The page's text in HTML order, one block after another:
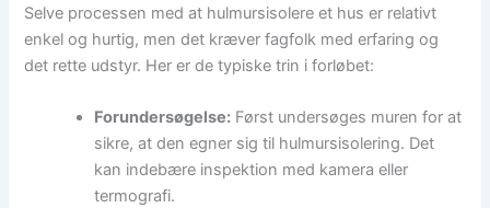
Selve processen med at hulmursisolere et hus er relativt
enkel og hurtig, men det kræver fagfolk med erfaring og
det rette udstyr. Her er de typiske trin i forløbet:
Forundersøgelse: Først undersøges muren for at
sikre, at den egner sig til hulmursisolering. Det
kan indebære inspektion med kamera eller
termografi.